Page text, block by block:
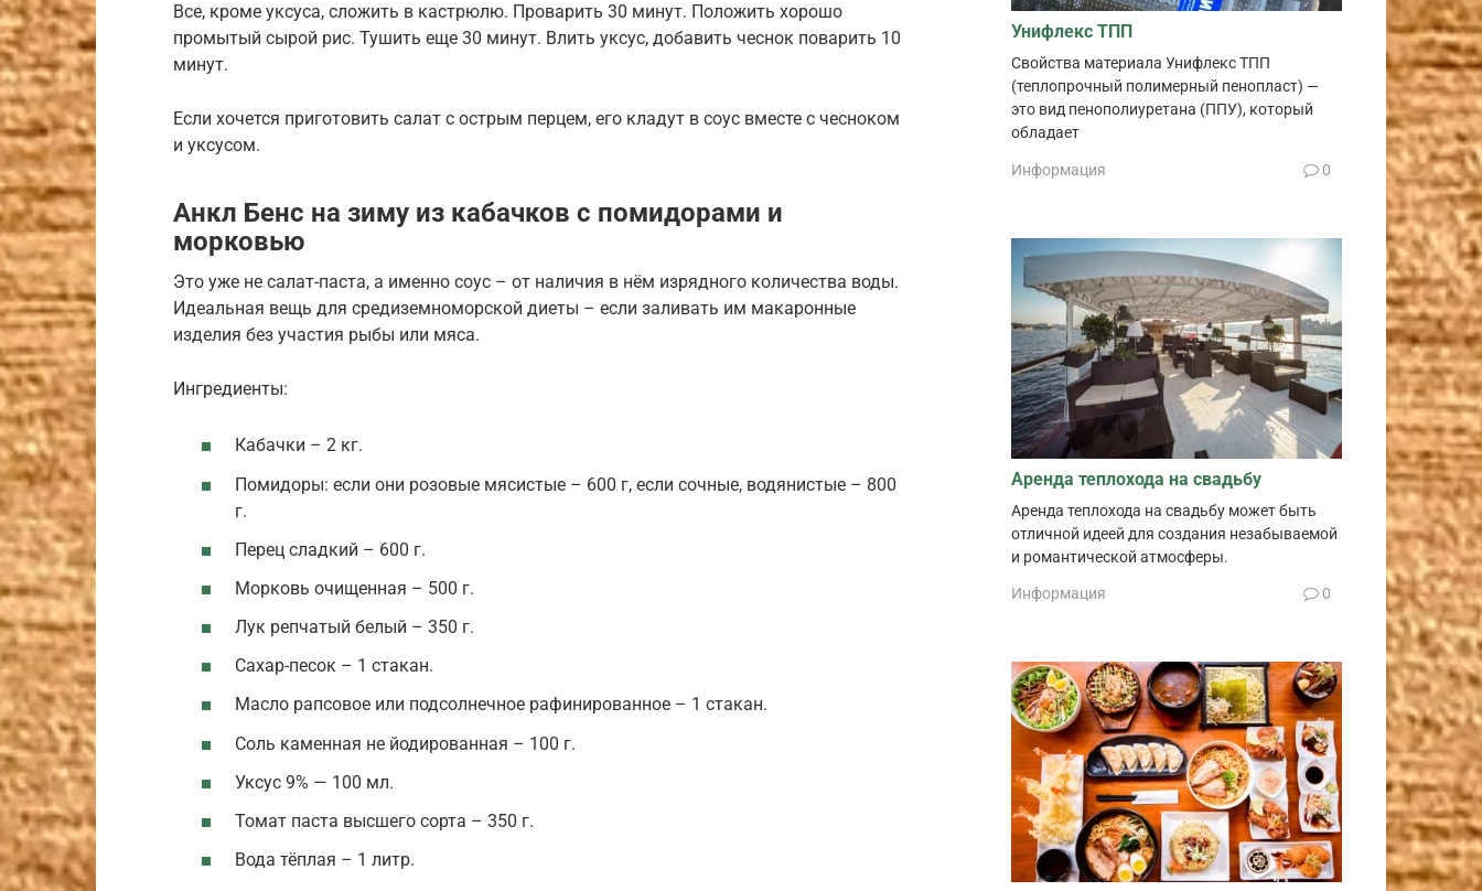
Все, кроме уксуса, сложить в кастрюлю. Проварить 30 минут. Положить хорошо
промытый сырой рис. Тушить еще 30 минут. Влить уксус, добавить чеснок поварить 10
минут.
Если хочется приготовить салат с острым перцем, его кладут в соус вместе с чесноком
и уксусом.
Анкл Бенс на зиму из кабачков с помидорами и
морковью
Это уже не салат-паста, а именно соус – от наличия в нём изрядного количества воды.
Идеальная вещь для средиземноморской диеты – если заливать им макаронные
изделия без участия рыбы или мяса.
Ингредиенты:
Кабачки – 2 кг.
Помидоры: если они розовые мясистые – 600 г, если сочные, водянистые – 800
г.
Перец сладкий – 600 г.
Морковь очищенная – 500 г.
Лук репчатый белый – 350 г.
Сахар-песок – 1 стакан.
Масло рапсовое или подсолнечное рафинированное – 1 стакан.
Соль каменная не йодированная – 100 г.
Уксус 9% — 100 мл.
Томат паста высшего сорта – 350 г.
Вода тёплая – 1 литр.
Унифлекс ТПП
Свойства материала Унифлекс ТПП
(теплопрочный полимерный пенопласт) —
это вид пенополиуретана (ППУ), который
обладает
Информация 0
Аренда теплохода на свадьбу
Аренда теплохода на свадьбу может быть
отличной идеей для создания незабываемой
и романтической атмосферы.
Информация 0